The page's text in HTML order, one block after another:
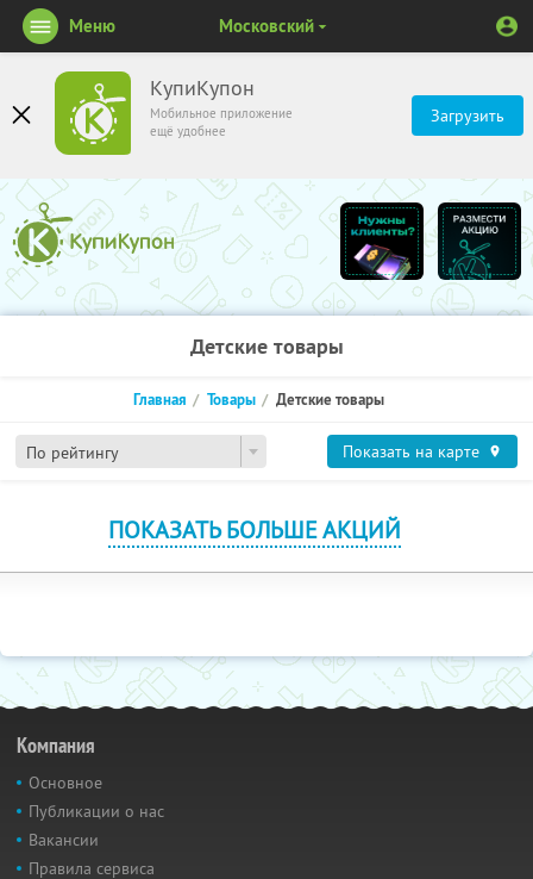
КупиКупон
Мобильное приложение
ещё удобнее
Загрузить
Меню Московский
Детские товары
По рейтингу
Главная Товары Детские товары
Показать на карте
ПОКАЗАТЬ БОЛЬШЕ АКЦИЙ
Компания
Основное
Публикации о нас
Вакансии
Правила сервиса